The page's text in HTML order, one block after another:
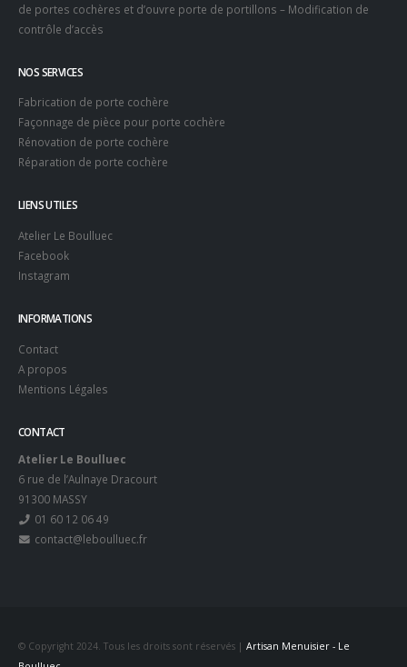
de portes cochères et d’ouvre porte de portillons – Modification de
contrôle d’accès
NOS SERVICES
Fabrication de porte cochère
Façonnage de pièce pour porte cochère
Rénovation de porte cochère
Réparation de porte cochère
LIENS UTILES
Atelier Le Boulluec
Facebook
Instagram
INFORMATIONS
Contact
A propos
Mentions Légales
CONTACT
Atelier Le Boulluec
6 rue de l’Aulnaye Dracourt
91300 MASSY
01 60 12 06 49
contact@leboulluec.fr
© Copyright 2024. Tous les droits sont réservés | Artisan Menuisier - Le